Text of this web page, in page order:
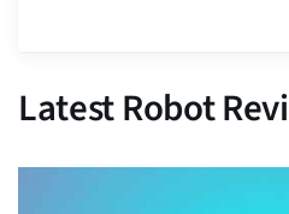
Latest Robot